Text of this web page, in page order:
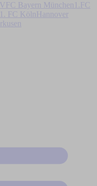
FC Bayern München
1.FC
1. FC Köln
Hannover